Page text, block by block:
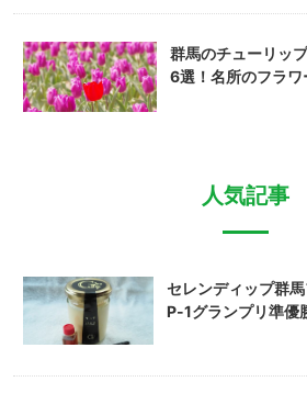
群馬のチューリッ
6選！名所のフラ
人気記事
セレンディップ群
P-1グランプリ準優